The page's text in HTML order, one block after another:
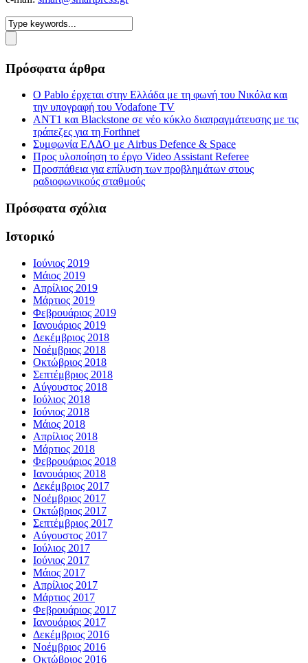
Πρόσφατα άρθρα
Ο Pablo έρχεται στην Ελλάδα με τη φωνή του Νικόλα και
την υπογραφή του Vodafone TV
ΑΝΤ1 και Blackstone σε νέο κύκλο διαπραγμάτευσης με τις
τράπεζες για τη Forthnet
Συμφωνία ΕΛΔΟ με Airbus Defence & Space
Προς υλοποίηση το έργο Video Assistant Referee
Προσπάθεια για επίλυση των προβλημάτων στους
ραδιοφωνικούς σταθμούς
Πρόσφατα σχόλια
Ιστορικό
Ιούνιος 2019
Μάιος 2019
Απρίλιος 2019
Μάρτιος 2019
Φεβρουάριος 2019
Ιανουάριος 2019
Δεκέμβριος 2018
Νοέμβριος 2018
Οκτώβριος 2018
Σεπτέμβριος 2018
Αύγουστος 2018
Ιούλιος 2018
Ιούνιος 2018
Μάιος 2018
Απρίλιος 2018
Μάρτιος 2018
Φεβρουάριος 2018
Ιανουάριος 2018
Δεκέμβριος 2017
Νοέμβριος 2017
Οκτώβριος 2017
Σεπτέμβριος 2017
Αύγουστος 2017
Ιούλιος 2017
Ιούνιος 2017
Μάιος 2017
Απρίλιος 2017
Μάρτιος 2017
Φεβρουάριος 2017
Ιανουάριος 2017
Δεκέμβριος 2016
Νοέμβριος 2016
Οκτώβριος 2016